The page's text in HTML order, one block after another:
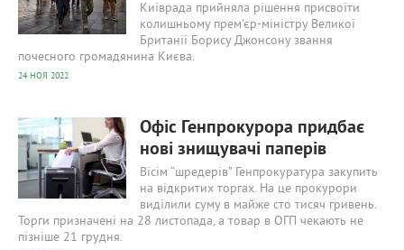
Київрада прийняла рішення присвоїти
колишньому прем'єр-міністру Великої
Британії Борису Джонсону звання
почесного громадянина Києва.
24 НОЯ 2022
Офіс Генпрокурора придбає
нові знищувачі паперів
Вісім “шредерів” Генпрокуратура закупить
на відкритих торгах. На це прокурори
виділили суму в майже сто тисяч гривень.
Торги призначені на 28 листопада, а товар в ОГП чекають не
пізніше 21 грудня.